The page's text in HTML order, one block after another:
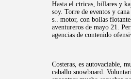
Hasta el ctricas, billares y
soy. Torre de eventos y
s.. motor, con bollas
aventureros de mayo 21.
agencias de contenido
Costeras, es autovaciable,
caballo snowboard.